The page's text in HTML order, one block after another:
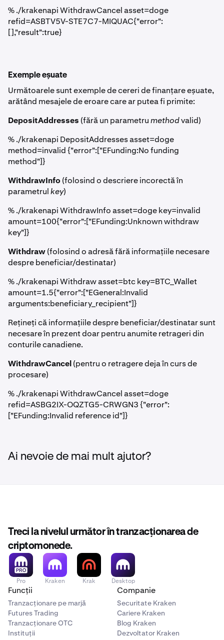
% ./krakenapi WithdrawCancel asset=doge
refid=ASBTV5V-STE7C7-MIQUAC{"error":
[],"result":true}
Exemple eșuate
Următoarele sunt exemple de cereri de finanțare eșuate,
arătând mesajele de eroare care ar putea fi primite:
DepositAddresses (fără un parametrumethodvalid)
% ./krakenapi DepositAddresses asset=doge
method=invalid {"error":["EFunding:No funding
method"]}
WithdrawInfo (folosind o descriere incorectă în
parametrulkey)
% ./krakenapi WithdrawInfo asset=doge key=invalid
amount=100{"error":["EFunding:Unknown withdraw
key"]}
Withdraw(folosind o adresă fără informațiile necesare
despre beneficiar/destinatar)
% ./krakenapi Withdraw asset=btc key=BTC_Wallet
amount=1.5{"error":["EGeneral:Invalid
arguments:beneficiary_recipient"]}
Rețineți că informațiile despre beneficiar/destinatar sunt
necesare în prezent doar pentru anumite retrageri din
conturile canadiene.
WithdrawCancel(pentru o retragere deja în curs de
procesare)
% ./krakenapi WithdrawCancel asset=doge
refid=ASBG2IX-OQZTG5-CRWGN3 {"error":
["EFunding:Invalid reference id"]}
Ai nevoie de mai mult ajutor?
Treci la nivelul următor în tranzacționarea de
criptomonede.
Pro Kraken Krak Desktop
Funcții
Tranzacționare pe marjă
Futures Trading
Tranzacționare OTC
Instituții
Companie
Securitate Kraken
Cariere Kraken
Blog Kraken
Dezvoltator Kraken